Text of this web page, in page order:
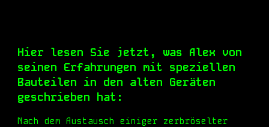
Hier lesen Sie jetzt, was Alex von
seinen Erfahrungen mit speziellen
Bauteilen in den alten Geräten
geschrieben hat:
Nach dem Austausch einiger zerbröselter